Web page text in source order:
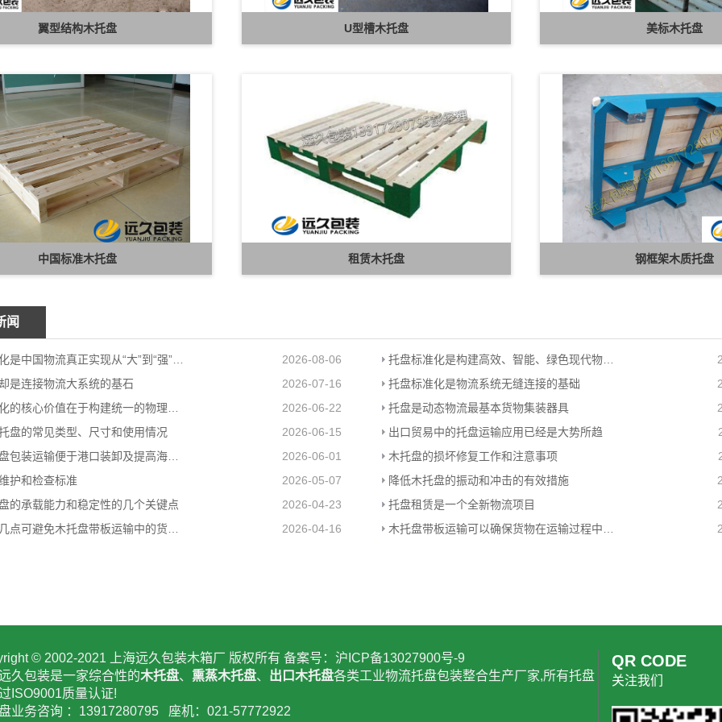
翼型结构木托盘 U型槽木托盘 美标木托盘
中国标准木托盘 租赁木托盘 钢框架木质托盘
闻
2026-08-06 托盘标准化是构建高效、智能、绿色现代物流体系的必由之路
是连接物流大系统的基石
2026-07-16 托盘标准化是物流系统无缝连接的基础
2026-06-22 托盘是动态物流最基本货物集装器具
盘的常见类型、尺寸和使用情况
2026-06-15 出口贸易中的托盘运输应用已经是大势所趋
2026-06-01 木托盘的损坏修复工作和注意事项
护和检查标准
2026-05-07 降低木托盘的振动和冲击的有效措施
的承载能力和稳定性的几个关键点
2026-04-23 托盘租赁是一个全新物流项目
2026-04-16
© 2002-2021 上海远久包装木箱厂 版权所有 备案号： 沪ICP备13027900号-9
久包装是一家综合性的木托盘、 熏蒸木托盘、 出口木托盘各类工业物流托盘包装整合生产厂家,所有托盘
ISO9001质量认证!
业务咨询 ：13917280795 座机：021-57772922
QR CODE
关注我们